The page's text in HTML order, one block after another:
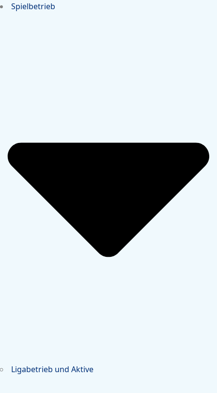
Spielbetrieb
Ligabetrieb und Aktive